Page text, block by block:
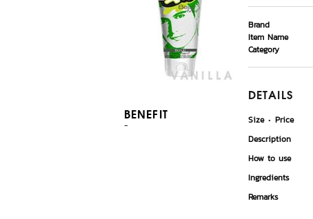
BENEFIT
-
Brand
Item Name
Category
DETAILS
Size Price
Description
How to use
Ingredients
Remarks